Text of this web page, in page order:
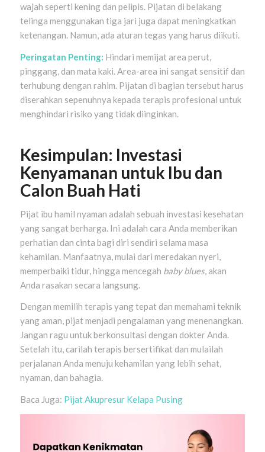
wajah seperti kening dan pelipis. Pijatan di belakang
telinga menggunakan tiga jari juga dapat meningkatkan
ketenangan. Namun, ada aturan tegas yang harus diikuti.
Peringatan Penting: Hindari memijat area perut,
pinggang, dan mata kaki. Area-area ini sangat sensitif dan
terhubung dengan rahim. Pijatan di bagian tersebut harus
diserahkan sepenuhnya kepada terapis profesional untuk
menghindari risiko yang tidak diinginkan.
Kesimpulan: Investasi
Kenyamanan untuk Ibu dan
Calon Buah Hati
Pijat ibu hamil nyaman adalah sebuah investasi kesehatan
yang sangat berharga. Ini adalah cara Anda memberikan
perhatian dan cinta bagi diri sendiri selama masa
kehamilan. Manfaatnya, mulai dari meredakan nyeri,
memperbaiki tidur, hingga mencegah baby blues, akan
Anda rasakan secara langsung.
Dengan memilih terapis yang tepat dan memahami teknik
yang aman, pijat menjadi pengalaman yang menenangkan.
Jangan ragu untuk berkonsultasi dengan dokter Anda.
Setelah itu, carilah terapis bersertifikat dan mulailah
perjalanan Anda menuju kehamilan yang lebih sehat,
nyaman, dan bahagia.
Baca Juga: Pijat Akupresur Kelapa Pusing